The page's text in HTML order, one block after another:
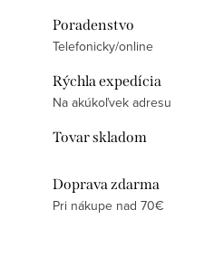
Poradenstvo
Telefonicky/online
Rýchla expedícia
Na akúkoľvek adresu
Tovar skladom
Doprava zdarma
Pri nákupe nad 70€